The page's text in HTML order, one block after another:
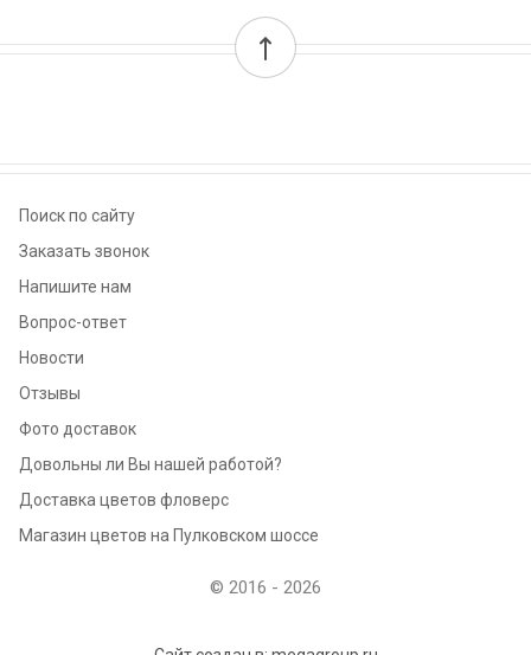
Поиск по сайту
Заказать звонок
Напишите нам
Вопрос-ответ
Новости
Отзывы
Фото доставок
Довольны ли Вы нашей работой?
Доставка цветов фловерс
Магазин цветов на Пулковском шоссе
© 2016 - 2026